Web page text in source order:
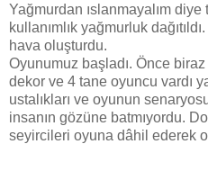
Yağmurdan ıslanmayalım
kullanımlık yağmurluk
hava oluşturdu.
Oyunumuz başladı. Önce biraz
dekor ve 4 tane oyuncu vardı
ustalıkları ve oyunun
insanın gözüne batmıyordu.
seyircileri oyuna dâhil ederek